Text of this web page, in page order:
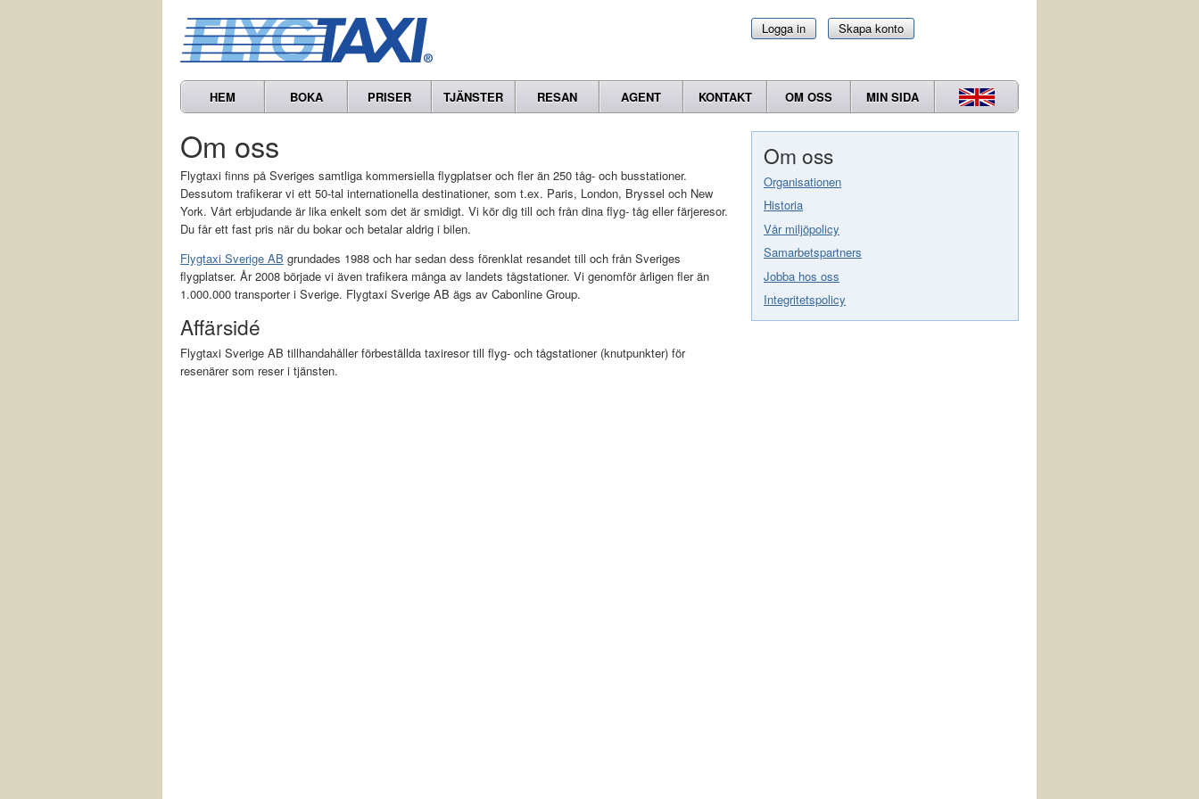
Logga in Skapa konto
HEM BOKA PRISER TJÄNSTER RESAN AGENT KONTAKT OM OSS MIN SIDA
Om oss
Organisationen
Historia
Vår miljöpolicy
Samarbetspartners
Jobba hos oss
Integritetspolicy
Om oss
Flygtaxi finns på Sveriges samtliga kommersiella flygplatser och fler än 250 tåg- och busstationer.
Dessutom trafikerar vi ett 50-tal internationella destinationer, som t.ex. Paris, London, Bryssel och New
York. Vårt erbjudande är lika enkelt som det är smidigt. Vi kör dig till och från dina flyg- tåg eller färjeresor.
Du får ett fast pris när du bokar och betalar aldrig i bilen.
Flygtaxi Sverige AB grundades 1988 och har sedan dess förenklat resandet till och från Sveriges
flygplatser. År 2008 började vi även trafikera många av landets tågstationer. Vi genomför årligen fler än
1.000.000 transporter i Sverige. Flygtaxi Sverige AB ägs av Cabonline Group.
Affärsidé
Flygtaxi Sverige AB tillhandahåller förbeställda taxiresor till flyg- och tågstationer (knutpunkter) för
resenärer som reser i tjänsten.